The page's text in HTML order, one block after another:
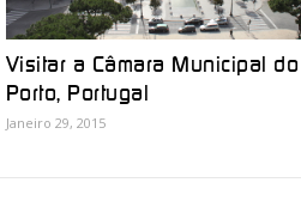
Visitar a Câmara Municipal do
Porto, Portugal
Janeiro 29, 2015